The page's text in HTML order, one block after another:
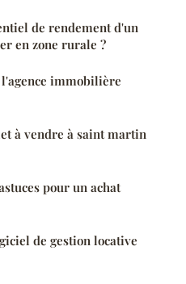
de rendement d'un
en zone rurale ?
immobilière
à vendre à saint martin
pour un achat
de gestion locative